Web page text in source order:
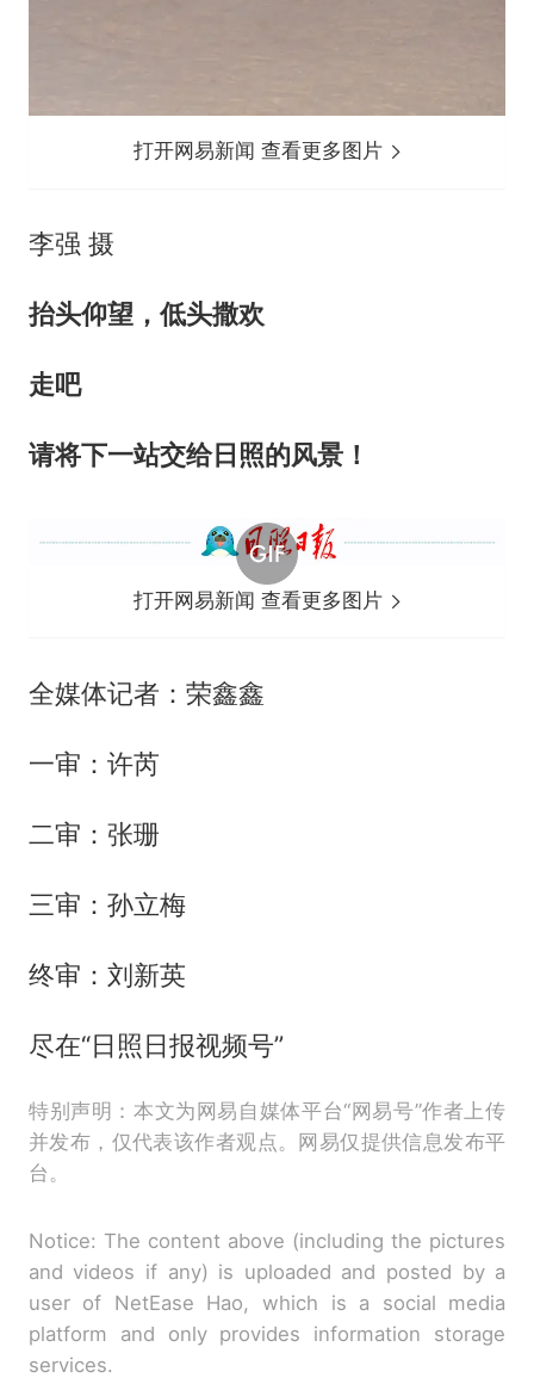
打开网易新闻 查看更多图片
李强 摄
抬头仰望，低头撒欢
走吧
请将下一站交给日照的风景！
打开网易新闻 查看更多图片
全媒体记者：荣鑫鑫
一审：许芮
二审：张珊
三审：孙立梅
终审：刘新英
尽在“日照日报视频号”
特别声明：本文为网易自媒体平台“网易号”作者上传
并发布，仅代表该作者观点。网易仅提供信息发布平
台。
Notice: The content above (including the pictures
and videos if any) is uploaded and posted by a
user of NetEase Hao, which is a social media
platform and only provides information storage
services.